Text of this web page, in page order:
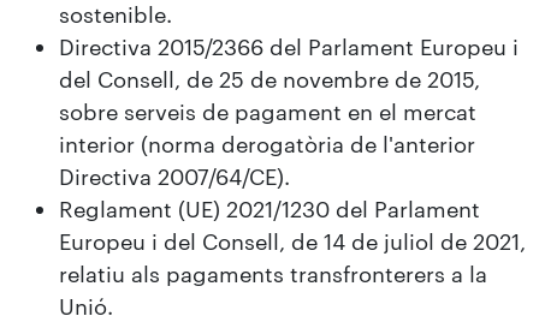
sostenible.
Directiva 2015/2366 del Parlament Europeu i
del Consell, de 25 de novembre de 2015,
sobre serveis de pagament en el mercat
interior (norma derogatòria de l'anterior
Directiva 2007/64/CE).
Reglament (UE) 2021/1230 del Parlament
Europeu i del Consell, de 14 de juliol de 2021,
relatiu als pagaments transfronterers a la
Unió.